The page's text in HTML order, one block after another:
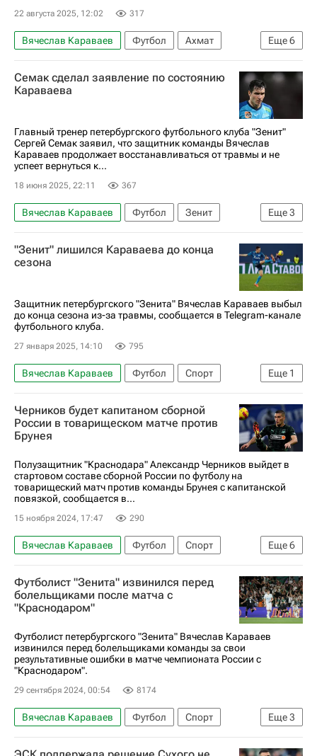
22 августа 2025, 12:02 317
Еще6
Вячеслав Караваев Футбол
Ахмат
Зенит
РПЛ 2026-2027 (Чемпионат России по футболу)
Спорт
Семак сделал заявление по состоянию
Караваева
Главный тренер петербургского футбольного клуба "Зенит"
Сергей Семак заявил, что защитник команды Вячеслав
Караваев продолжает восстанавливаться от травмы и не
успеет вернуться к...
18 июня 2025, 22:11 367
Еще3
Вячеслав Караваев Футбол
Зенит
Сергей Семак
Спорт
РПЛ 2026-2027 (Чемпионат России по футболу)
"Зенит" лишился Караваева до конца
сезона
Защитник петербургского "Зенита" Вячеслав Караваев выбыл
до конца сезона из-за травмы, сообщается в Telegram-канале
футбольного клуба.
27 января 2025, 14:10 795
Еще 1
Вячеслав Караваев Футбол
Спорт
Зенит
Черников будет капитаном сборной
России в товарищеском матче против
Брунея
Полузащитник "Краснодара" Александр Черников выйдет в
стартовом составе сборной России по футболу на
товарищеский матч против команды Брунея с капитанской
повязкой, сообщается в...
15 ноября 2024, 17:47 290
Еще6
Вячеслав Караваев Футбол
Спорт
Бруней
Краснодар
Россия
Александр Черников
Илья Лантратов
Краснодар
Футболист "Зенита" извинился перед
болельщиками после матча с
"Краснодаром"
Футболист петербургского "Зенита" Вячеслав Караваев
извинился перед болельщиками команды за свои
результативные ошибки в матче чемпионата России с
"Краснодаром".
29 сентября 2024, 00:54 8174
Еще3
Вячеслав Караваев Футбол
Спорт
Зенит
Краснодар